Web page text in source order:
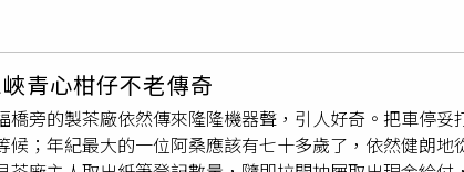
午時水」，取一綠色（榕樹、艾草…）樹葉沾「午時水」
，穩定磁場，抗瘟疫。3.「午時水」淨屋：「端午節」
艾草…）樹葉沾「午時水」，由房子最內部向外灑淨，透
淨至門口，如同將髒物由內而外掃出門外，去除家裡的
11點至13點沾「午時水」，由頭頂、臉、脖子、胸部慢
地方，像是醫院、殯儀館、火葬場等，感覺身體不適，
動員，但仍有數千名鄉親選擇到場相挺，心中只有滿滿
宜蘭，很圓滿，很感動，也更堅定自己的目標。自己雖
是宜蘭人。自踏入政壇以來，自己主動請纓到宜蘭服務
禮運大同篇所描述「老有所終，壯有所用，幼有所長，矜
1年當10年用」，一路成功推動羅東工保地解編、蘇澳
讓宜蘭每年增加128億經費；更與地方鄉親一起站上第一
青心柑仔不老傳奇
橋旁的製茶廠依然傳來隆隆機器聲，引人好奇。把車停
候；年紀最大的一位阿桑應該有七十多歲了，依然健朗